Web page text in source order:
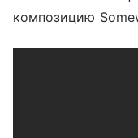
композицию